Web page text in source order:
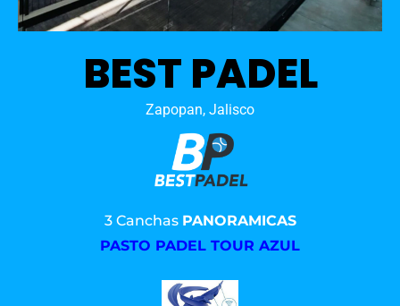
BEST PADEL
Zapopan, Jalisco
3 Canchas PANORAMICAS
PASTO PADEL TOUR AZUL